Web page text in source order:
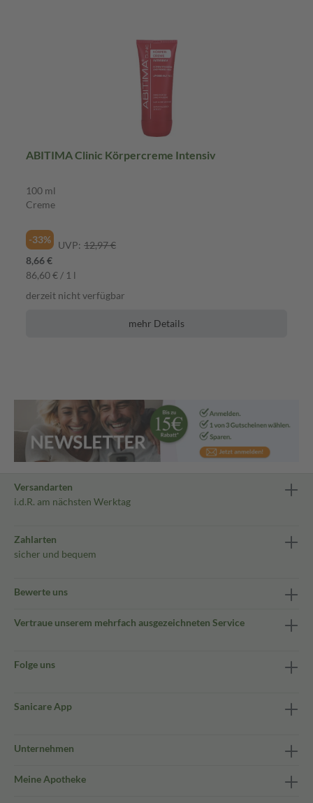
ABITIMA Clinic Körpercreme Intensiv
100 ml
Creme
-33% UVP: 12,97 €
8,66 €
86,60 € / 1 l
derzeit nicht verfügbar
mehr Details
Versandarten
i.d.R. am nächsten Werktag
Zahlarten
sicher und bequem
Bewerte uns
Vertraue unserem mehrfach ausgezeichneten Service
Folge uns
Sanicare App
Unternehmen
Meine Apotheke